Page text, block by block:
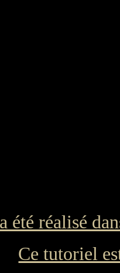
été réalisé
Ce tutoriel